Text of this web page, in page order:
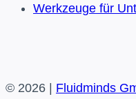
Werkzeuge für
© 2026 | Fluidminds